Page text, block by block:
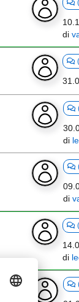
di
di
di
di